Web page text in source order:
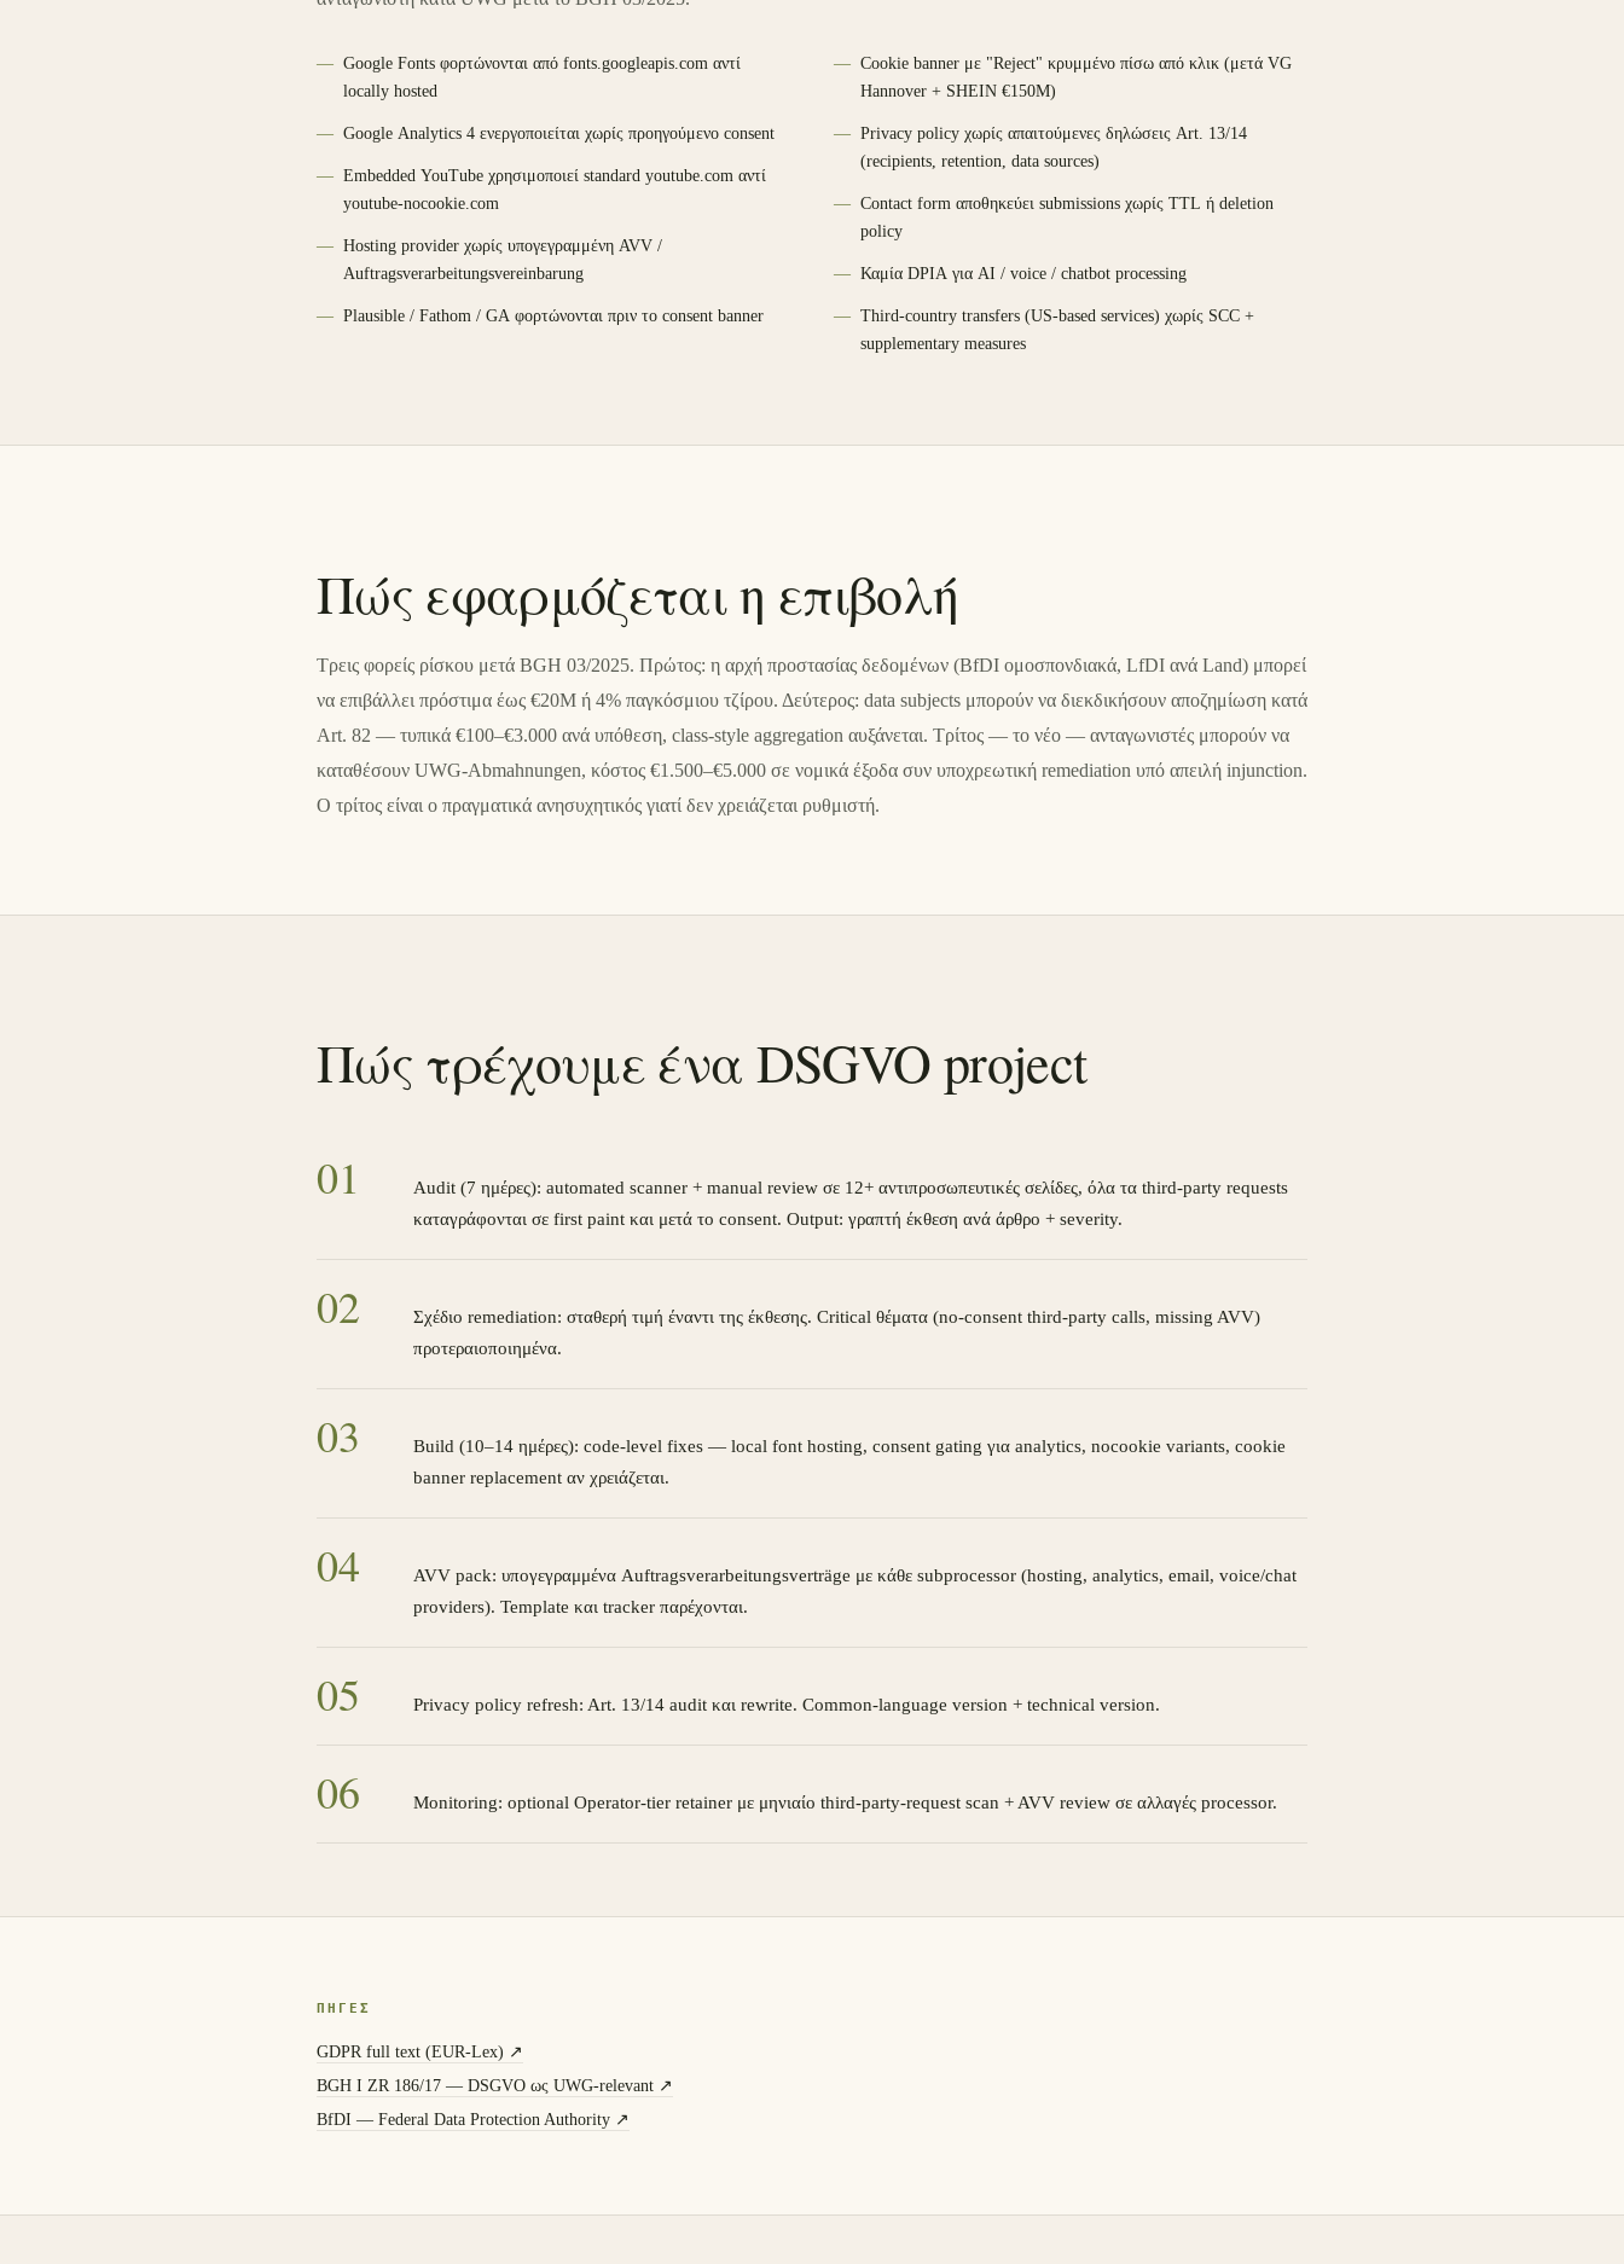
Google Fonts φορτώνονται από fonts.googleapis.com αντί
locally hosted
Google Analytics 4 ενεργοποιείται χωρίς προηγούμενο consent
Embedded YouTube χρησιμοποιεί standard youtube.com αντί
youtube-nocookie.com
Hosting provider χωρίς υπογεγραμμένη AVV /
Auftragsverarbeitungsvereinbarung
Plausible / Fathom / GA φορτώνονται πριν το consent banner
Cookie banner με "Reject" κρυμμένο πίσω από κλικ (μετά VG
Hannover + SHEIN €150M)
Privacy policy χωρίς απαιτούμενες δηλώσεις Art. 13/14
(recipients, retention, data sources)
Contact form αποθηκεύει submissions χωρίς TTL ή deletion
policy
Καμία DPIA για AI / voice / chatbot processing
Third-country transfers (US-based services) χωρίς SCC +
supplementary measures
Πώς εφαρμόζεται η επιβολή
Τρεις φορείς ρίσκου μετά BGH 03/2025. Πρώτος: η αρχή προστασίας δεδομένων (BfDI ομοσπονδιακά, LfDI ανά Land) μπορεί
να επιβάλλει πρόστιμα έως €20M ή 4% παγκόσμιου τζίρου. Δεύτερος: data subjects μπορούν να διεκδικήσουν αποζημίωση κατά
Art. 82 — τυπικά €100–€3.000 ανά υπόθεση, class-style aggregation αυξάνεται. Τρίτος — το νέο — ανταγωνιστές μπορούν να
καταθέσουν UWG-Abmahnungen, κόστος €1.500–€5.000 σε νομικά έξοδα συν υποχρεωτική remediation υπό απειλή injunction.
Ο τρίτος είναι ο πραγματικά ανησυχητικός γιατί δεν χρειάζεται ρυθμιστή.
Πώς τρέχουμε ένα DSGVO project
01
Audit (7 ημέρες): automated scanner + manual review σε 12+ αντιπροσωπευτικές σελίδες, όλα τα third-party requests
καταγράφονται σε first paint και μετά το consent. Output: γραπτή έκθεση ανά άρθρο + severity.
02
Σχέδιο remediation: σταθερή τιμή έναντι της έκθεσης. Critical θέματα (no-consent third-party calls, missing AVV)
προτεραιοποιημένα.
03
Build (10–14 ημέρες): code-level fixes — local font hosting, consent gating για analytics, nocookie variants, cookie
banner replacement αν χρειάζεται.
04
AVV pack: υπογεγραμμένα Auftragsverarbeitungsverträge με κάθε subprocessor (hosting, analytics, email, voice/chat
providers). Template και tracker παρέχονται.
05 Privacy policy refresh: Art. 13/14 audit και rewrite. Common-language version + technical version.
06 Monitoring: optional Operator-tier retainer με μηνιαίο third-party-request scan + AVV review σε αλλαγές processor.
ΠΗΓΈΣ
GDPR full text (EUR-Lex) ↗
BGH I ZR 186/17 — DSGVO ως UWG-relevant ↗
BfDI — Federal Data Protection Authority ↗